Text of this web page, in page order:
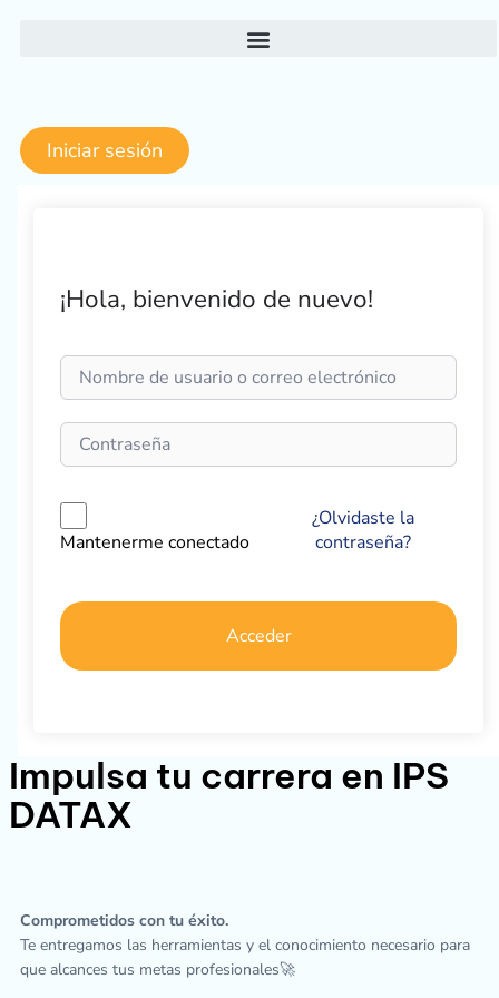
Iniciar sesión
¡Hola, bienvenido de nuevo!
Mantenerme conectado
¿Olvidaste la
contraseña?
Acceder
Impulsa tu carrera en IPS
DATAX
Comprometidos con tu éxito.
Te entregamos las herramientas y el conocimiento necesario para
que alcances tus metas profesionales🚀